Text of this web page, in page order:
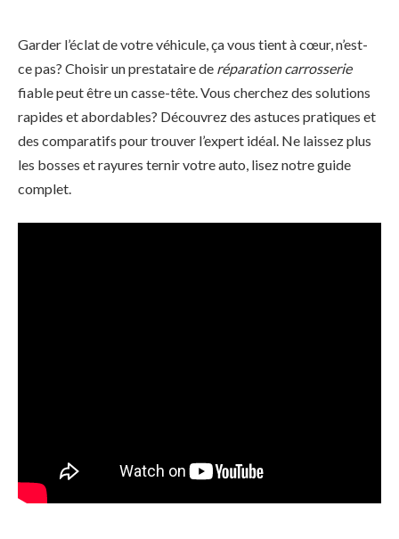
Garder l’éclat de votre véhicule, ça vous tient à cœur, n’est-
ce pas? Choisir un prestataire de réparation carrosserie
fiable peut être un casse-tête. Vous cherchez des solutions
rapides et abordables? Découvrez des astuces pratiques et
des comparatifs pour trouver l’expert idéal. Ne laissez plus
les bosses et rayures ternir votre auto, lisez notre guide
complet.